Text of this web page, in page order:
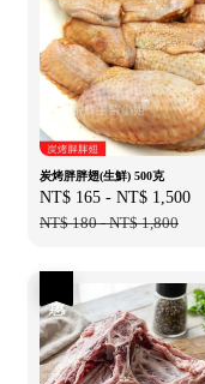
炭烤胖胖翅(生鮮) 500克
Sale
price
NT$ 165 - NT$ 1,500
NT$ 180-NT$ 1,800